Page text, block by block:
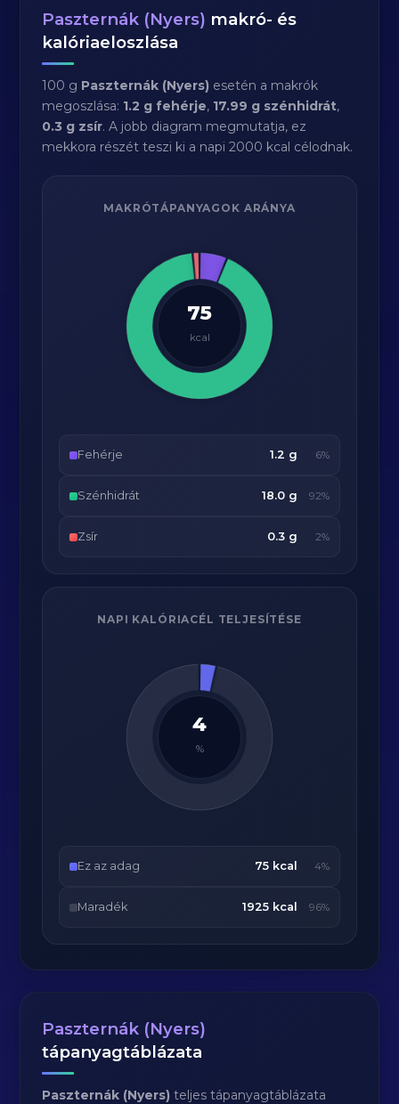
Paszternák (Nyers) makró- és
kalóriaeloszlása
100 g Paszternák (Nyers) esetén a makrók
megoszlása: 1.2 g fehérje, 17.99 g szénhidrát,
0.3 g zsír. A jobb diagram megmutatja, ez
mekkora részét teszi ki a napi 2000 kcal célodnak.
MAKRÓTÁPANYAGOK ARÁNYA
75
kcal
Fehérje 1.2 g 6%
Szénhidrát 18.0 g 92%
Zsír 0.3 g 2%
NAPI KALÓRIACÉL TELJESÍTÉSE
4
%
Ez az adag 75 kcal 4%
Maradék 1925 kcal 96%
Paszternák (Nyers)
tápanyagtáblázata
Paszternák (Nyers) teljes tápanyagtáblázata